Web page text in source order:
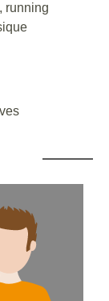
running